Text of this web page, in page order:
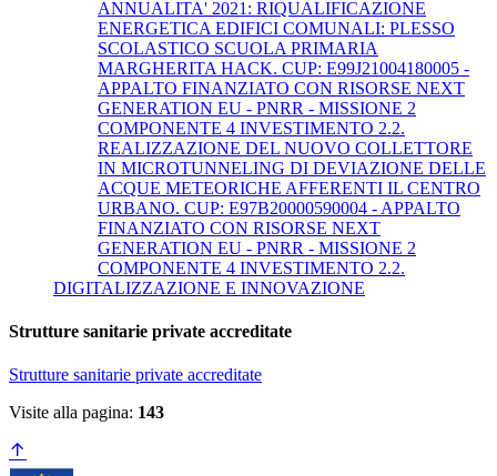
ANNUALITA' 2021: RIQUALIFICAZIONE
ENERGETICA EDIFICI COMUNALI: PLESSO
SCOLASTICO SCUOLA PRIMARIA
MARGHERITA HACK. CUP: E99J21004180005 -
APPALTO FINANZIATO CON RISORSE NEXT
GENERATION EU - PNRR - MISSIONE 2
COMPONENTE 4 INVESTIMENTO 2.2.
REALIZZAZIONE DEL NUOVO COLLETTORE
IN MICROTUNNELING DI DEVIAZIONE DELLE
ACQUE METEORICHE AFFERENTI IL CENTRO
URBANO. CUP: E97B20000590004 - APPALTO
FINANZIATO CON RISORSE NEXT
GENERATION EU - PNRR - MISSIONE 2
COMPONENTE 4 INVESTIMENTO 2.2.
DIGITALIZZAZIONE E INNOVAZIONE
Strutture sanitarie private accreditate
Strutture sanitarie private accreditate
Visite alla pagina: 143